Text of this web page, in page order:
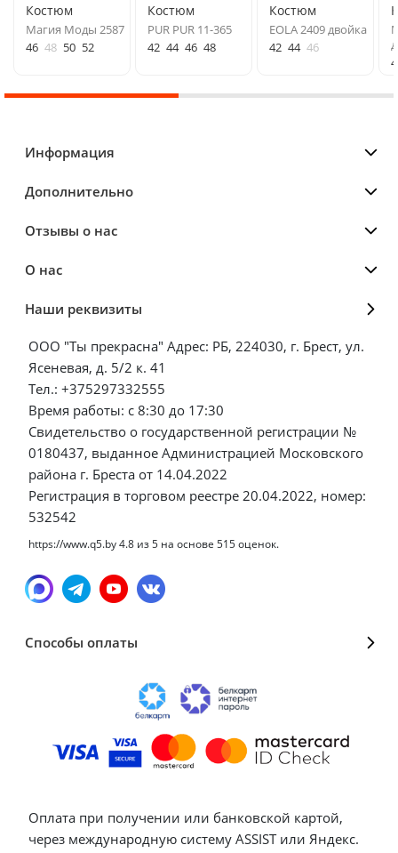
Костюм
Магия Моды 2587
46 48 50 52
Костюм
PUR PUR 11-365
42 44 46 48
Костюм
EOLA 2409 двойка
42 44 46
Информация
Дополнительно
Отзывы о нас
О нас
Наши реквизиты
ООО "Ты прекрасна" Адрес: РБ, 224030, г. Брест, ул.
Ясеневая, д. 5/2 к. 41
Тел.: +375297332555
Время работы: с 8:30 до 17:30
Свидетельство о государственной регистрации №
0180437, выданное Администрацией Московского
района г. Бреста от 14.04.2022
Регистрация в торговом реестре 20.04.2022, номер:
532542
https://www.q5.by4.8 из5 на основе 515оценок.
Способы оплаты
Оплата при получении или банковской картой,
через международную систему ASSIST или Яндекс.